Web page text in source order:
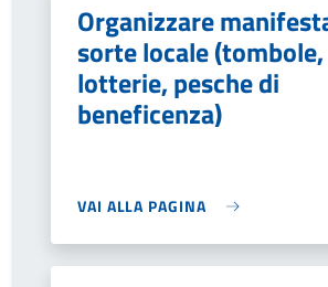
Organizzare
sorte locale (tombole,
lotterie, pesche di
beneficenza)
VAI ALLA PAGINA